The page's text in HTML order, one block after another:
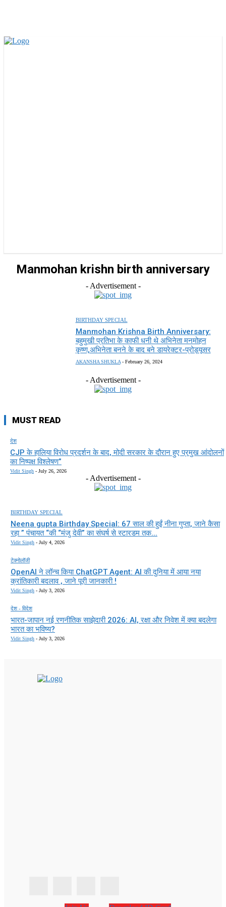
Manmohan krishn birth anniversary
- Advertisement -
BIRTHDAY SPECIAL
Manmohan Krishna Birth Anniversary:
बहुमुखी प्रतिभा के काफी धनी थे अभिनेता मनमोहन
कृष्ण,अभिनेता बनने के बाद बने डायरेक्टर-प्रोड्यूसर
AKANSHA SHUKLA - February 26, 2024
- Advertisement -
MUST READ
देश
CJP के हालिया विरोध प्रदर्शन के बाद, मोदी सरकार के दौरान हुए प्रमुख आंदोलनों
का निष्पक्ष विश्लेषण”
Vidit Singh - July 26, 2026
- Advertisement -
BIRTHDAY SPECIAL
Neena gupta Birthday Special: 67 साल की हुईं नीना गुप्ता, जाने कैसा
रहा ” पंचायत “की “मंजु देवी” का संघर्ष से स्टारडम तक...
Vidit Singh - July 4, 2026
टेक्नोलॉजी
OpenAI ने लॉन्च किया ChatGPT Agent: AI की दुनिया में आया नया
क्रांतिकारी बदलाव , जाने पूरी जानकारी !
Vidit Singh - July 3, 2026
देश - विदेश
भारत-जापान नई रणनीतिक साझेदारी 2026: AI, रक्षा और निवेश में क्या बदलेगा
भारत का भविष्य?
Vidit Singh - July 3, 2026